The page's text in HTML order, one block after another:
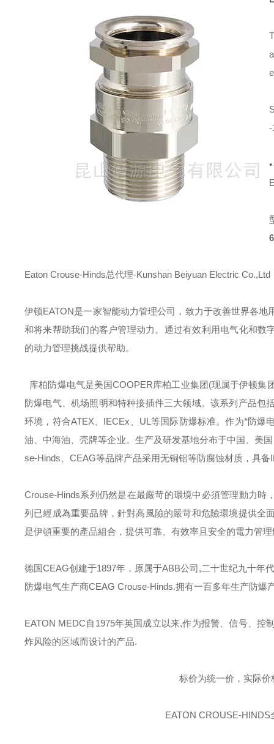
-
Eaton Crouse-Hinds总代理-Kunshan Beiyuan Electric Co.,Ltd
伊顿EATON是一家智能动力管理公司，致力于改善世界各
和将来帮助我们的客户管理动力。通过有效利用电气化和
的动力管理挑战提供帮助。
库柏防爆电气是美国COOPER库柏工业集团(现属于伊顿集
防爆电气、机场照明和特种接插件三大领域。该系列产品包
环境，符合ATEX IECEx UL 等国际防爆标准。作为*防爆
油、中海油、壳牌等企业。生产及研发基地分布于中国、美
se-Hinds
CEAG等品牌产品采用无铜铝等防腐蚀材质，具备
Crouse-Hinds系列仍然是在最嚴苛的環境中必須管理動力時
列已經成為重要品牌，針對高風險的嚴苛和危險環境提供全
是伊頓重要的產品組合，提供可靠、有效率且安全的電力管
德国CEAG创建于1897年，原属于ABB公司,二十世纪九十年
防爆电气生产商CEAG Crouse-Hinds.拥有一百多年生产防爆
EATON MEDC自 1975年英国成立以来,作为报警、信号、控
炸风险的区域而设计的产品.
标价为统一价，实际
EATON CROUSE-HINDS